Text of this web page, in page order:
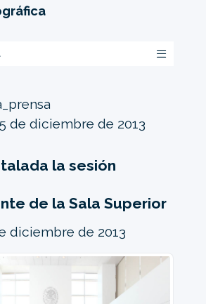
de diciembre de 2013
la sesión
de la Sala Superior
diciembre de 2013